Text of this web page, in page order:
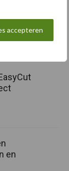
accepteren
nu ook
en